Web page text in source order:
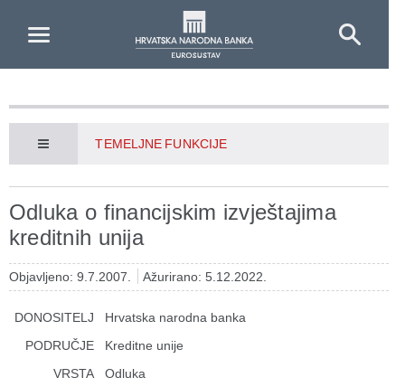
TEMELJNE FUNKCIJE
Odluka o financijskim izvještajima
kreditnih unija
Objavljeno: 9.7.2007. Ažurirano: 5.12.2022.
DONOSITELJ
Hrvatska narodna banka
PODRUČJE
Kreditne unije
VRSTA
Odluka